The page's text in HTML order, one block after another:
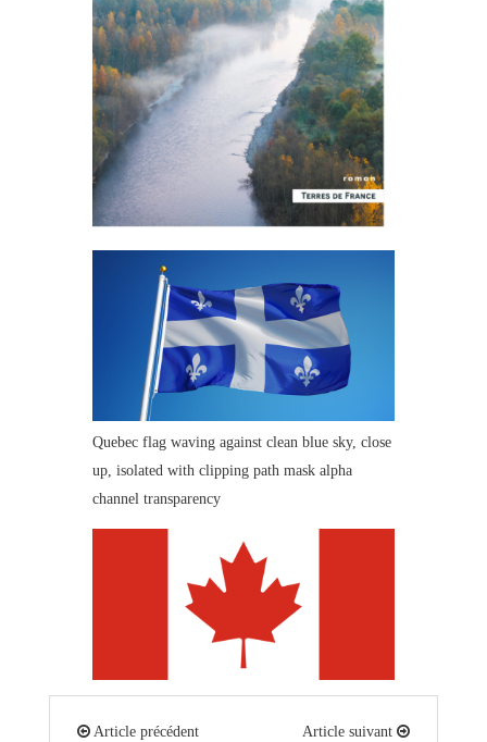
Quebec flag waving against clean blue sky, close
up, isolated with clipping path mask alpha
channel transparency
Article précédent
Article suivant